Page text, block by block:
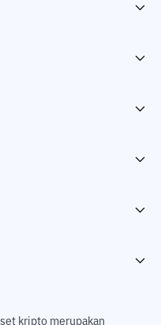
kripto merupakan